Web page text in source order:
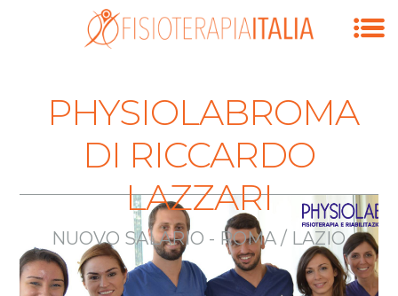
PHYSIOLABROMA
DI RICCARDO
LAZZARI
NUOVO SALARIO - ROMA / LAZIO